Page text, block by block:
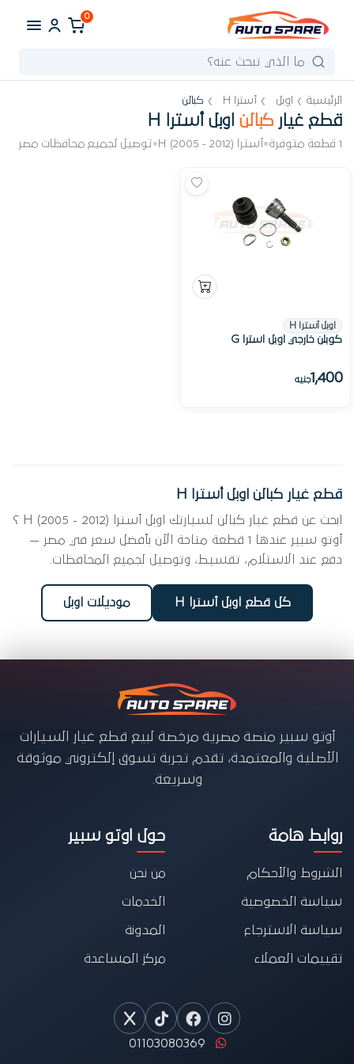
0
الرئيسية اوبل أسترا H كبالن
قطع غيار كبالن اوبل أسترا H
1 قطعة متوفرة •أسترا H (2005 - 2012) •توصيل لجميع محافظات مصر
اوبل أسترا H
كوبلن خارجي اوبل استرا G
1,400جنيه
قطع غيار كبالن اوبل أسترا H
ابحث عن قطع غيار كبالن لسيارتك اوبل أسترا H (2005 - 2012) ؟
أوتو سبير عندها 1 قطعة متاحة الآن بأفضل سعر في مصر —
دفع عند الاستلام، تقسيط، وتوصيل لجميع المحافظات.
كل قطع اوبل أسترا H موديلات اوبل
أوتو سبير منصة مصرية مرخصة لبيع قطع غيار السيارات
الأصلية والمعتمدة، تقدم تجربة تسوق إلكتروني موثوقة
وسريعة.
روابط هامة
الشروط والأحكام
سياسة الخصوصية
سياسة الاسترجاع
تقييمات العملاء
حول اوتو سبير
من نحن
الخدمات
المدونة
مركز المساعدة